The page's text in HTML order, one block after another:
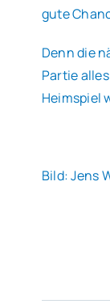
gute
Denn die
Partie
Heimspiel
Bild: Jens